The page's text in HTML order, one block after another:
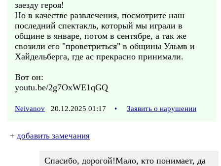
заезду героя!
Но в качестве развлечения, посмотрите наш
последний спектакль, который мы играли в
общине в январе, потом в сентябре, а так же
свозили его "проветриться" в общины Ульмв и
Хайдельберга, где ас прекрасно принимали.
Вот он:
youtu.be/2g7OxWE1qGQ
Neivanov 20.12.2025 01:17 • Заявить о нарушении
+ добавить замечания
Спасибо, дорогой!Мало, кто понимает, да